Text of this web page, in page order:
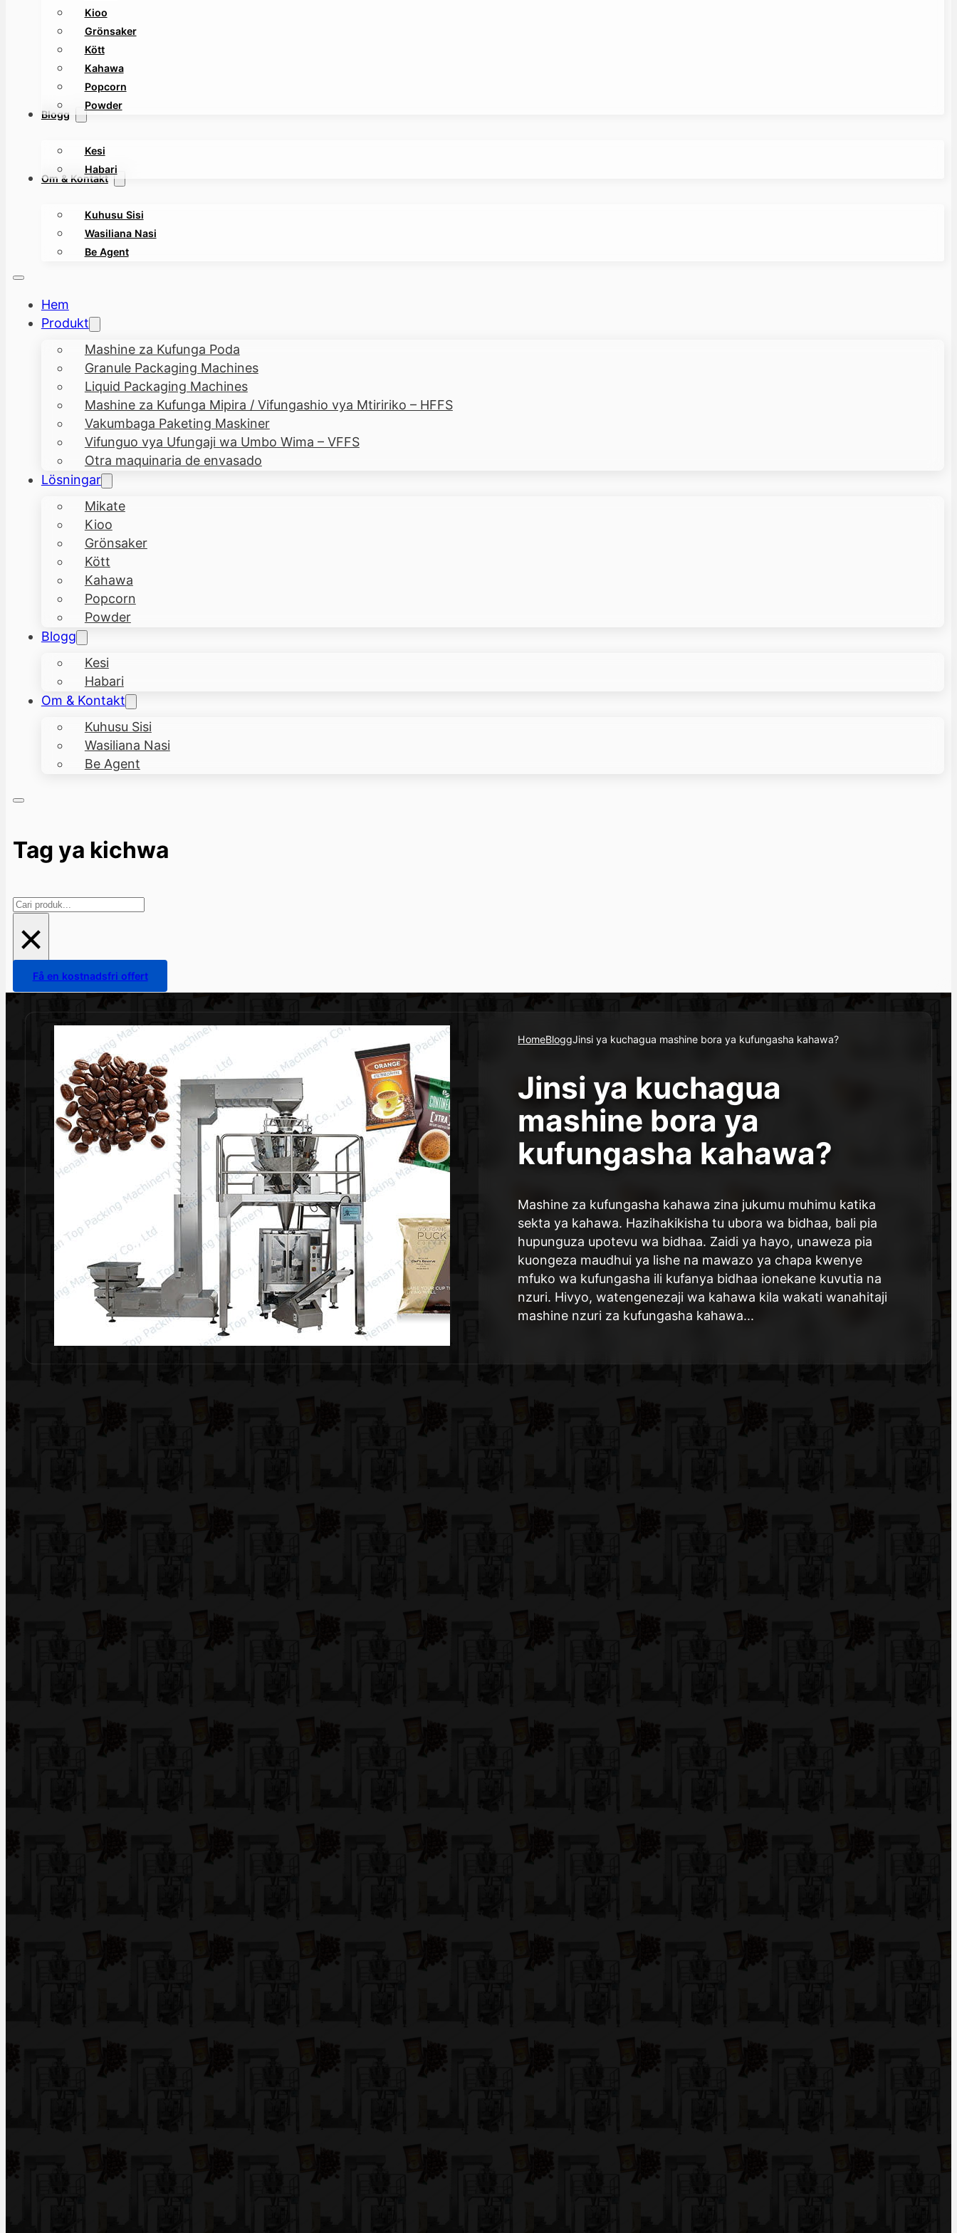
Kioo
Grönsaker
Kött
Kahawa
Popcorn
Powder
Blogg
Kesi
Habari
Om & Kontakt
Kuhusu Sisi
Wasiliana Nasi
Be Agent
Hem
Produkt
Mashine za Kufunga Poda
Granule Packaging Machines
Liquid Packaging Machines
Mashine za Kufunga Mipira / Vifungashio vya Mtiririko – HFFS
Vakumbaga Paketing Maskiner
Vifunguo vya Ufungaji wa Umbo Wima – VFFS
Otra maquinaria de envasado
Lösningar
Mikate
Kioo
Grönsaker
Kött
Kahawa
Popcorn
Powder
Blogg
Kesi
Habari
Om & Kontakt
Kuhusu Sisi
Wasiliana Nasi
Be Agent
Tag ya kichwa
Search
×
Få en kostnadsfri offert
HomeBloggJinsi ya kuchagua mashine bora ya kufungasha kahawa?
Jinsi ya kuchagua
mashine bora ya
kufungasha kahawa?
Mashine za kufungasha kahawa zina jukumu muhimu katika
sekta ya kahawa. Hazihakikisha tu ubora wa bidhaa, bali pia
hupunguza upotevu wa bidhaa. Zaidi ya hayo, unaweza pia
kuongeza maudhui ya lishe na mawazo ya chapa kwenye
mfuko wa kufungasha ili kufanya bidhaa ionekane kuvutia na
nzuri. Hivyo, watengenezaji wa kahawa kila wakati wanahitaji
mashine nzuri za kufungasha kahawa...